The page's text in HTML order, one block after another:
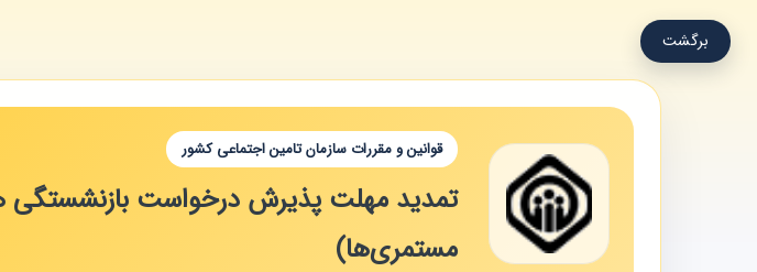
برگشت
قوانین و مقررات سازمان تامین اجتماعی کشور
مستمری‌ها)